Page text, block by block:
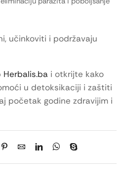
učinkoviti i podržavaju
Herbalis.ba i otkrijte kako
u detoksikaciji i zaštiti
početak godine zdravijim i